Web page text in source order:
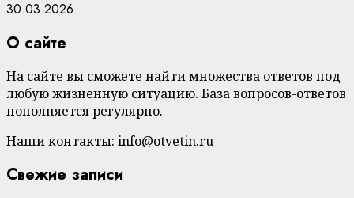
30.03.2026
О сайте
На сайте вы сможете найти множества ответов под
любую жизненную ситуацию. База вопросов-ответов
пополняется регулярно.
Наши контакты: info@otvetin.ru
Свежие записи